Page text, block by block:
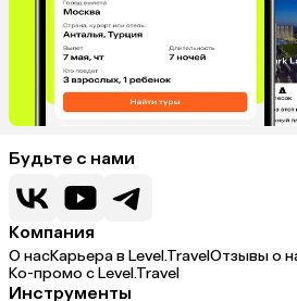
Будьте с нами
Компания
О насКарьера в Level.TravelОтзывы о
Ко-промо с Level.Travel
Инструменты